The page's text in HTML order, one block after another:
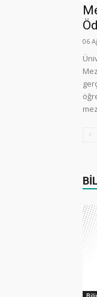
06